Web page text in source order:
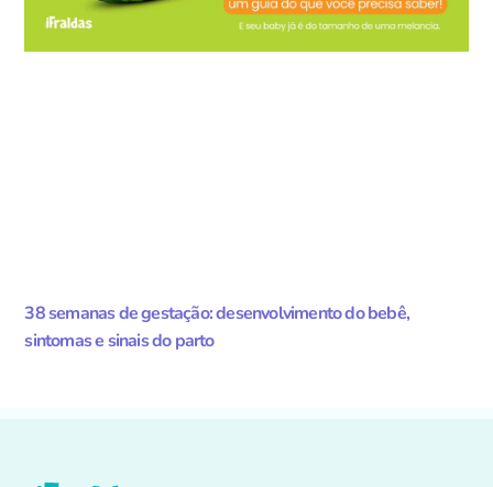
38 semanas de gestação: desenvolvimento do bebê,
sintomas e sinais do parto